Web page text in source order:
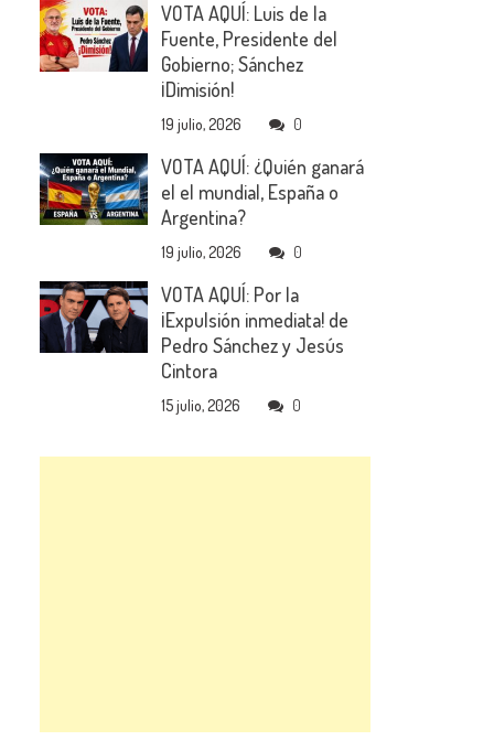
VOTA AQUÍ: Luis de la
Fuente, Presidente del
Gobierno; Sánchez
¡Dimisión!
19 julio, 2026 0
VOTA AQUÍ: ¿Quién ganará
el el mundial, España o
Argentina?
19 julio, 2026 0
VOTA AQUÍ: Por la
¡Expulsión inmediata! de
Pedro Sánchez y Jesús
Cintora
15 julio, 2026 0